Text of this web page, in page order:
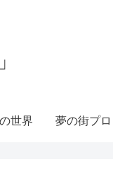
世界 夢の街プロ